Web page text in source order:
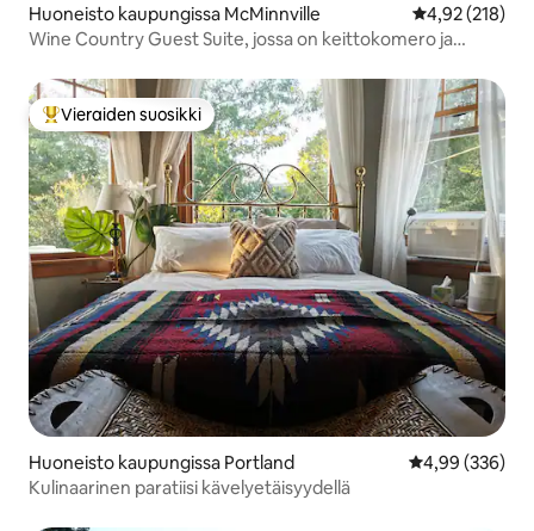
Huoneisto kaupungissa McMinnville
4,92 (218)
Wine Country Guest Suite, jossa on keittokomero ja
Vieraiden suosikkien parhaimmistoa
Vieraiden suosikki
Huoneisto kaupungissa Portland
4,99 (336)
Kulinaarinen paratiisi kävelyetäisyydellä